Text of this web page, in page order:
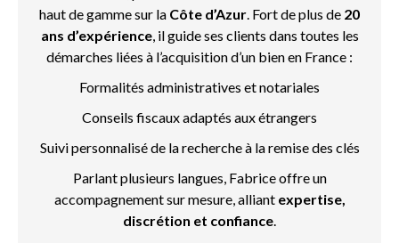
haut de gamme sur la Côte d’Azur . Fort de plus de 20
ans d’expérience, il guide ses clients dans toutes les
démarches liées à l’acquisition d’un bien en France :
Formalités administratives et notariales
Conseils fiscaux adaptés aux étrangers
Suivi personnalisé de la recherche à la remise des clés
Parlant plusieurs langues, Fabrice offre un
accompagnement sur mesure, alliant expertise,
discrétion et confiance